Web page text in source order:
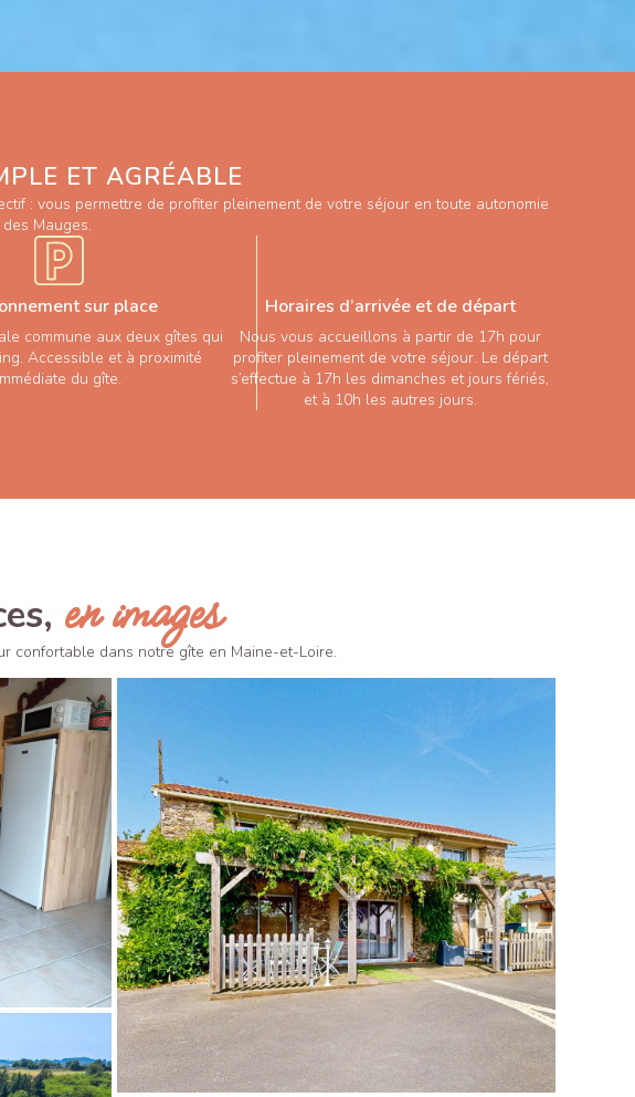
ET AGRÉABLE
: vous permettre de profiter pleinement de votre séjour en toute autonomie
Mauges.
sur place
commune aux deux gîtes qui
Accessible et à proximité
du gîte.
Horaires d’arrivée et de départ
Nous vous accueillons à partir de 17h pour
profiter pleinement de votre séjour. Le départ
s’effectue à 17h les dimanches et jours fériés,
et à 10h les autres jours.
en images
confortable dans notre gîte en Maine-et-Loire.